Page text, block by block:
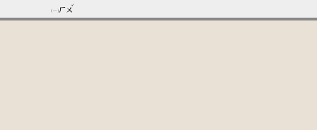
ㄏㄨ
ˇ